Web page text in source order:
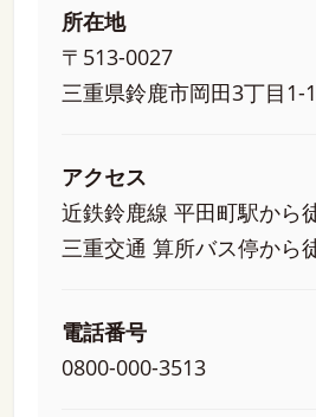
所在地
〒513-0027
三重県鈴鹿市岡田3丁目1-
アクセス
近鉄鈴鹿線 平田町駅から
三重交通 算所バス停から
電話番号
0800-000-3513